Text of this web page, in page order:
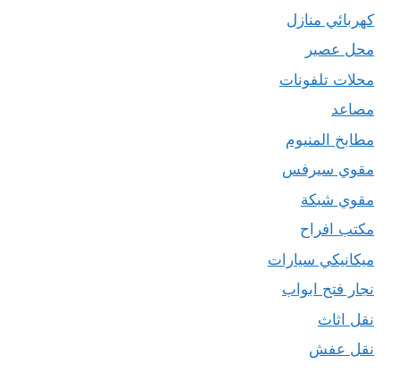
كهربائي منازل
محل عصير
محلات تلفونات
مصاعد
مطابخ المنيوم
مقوي سيرفس
مقوي شبكة
مكتب افراح
ميكانيكي سيارات
نجار فتح ابواب
نقل اثاث
نقل عفش